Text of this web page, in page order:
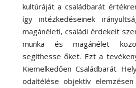
kultúráját a családbarát
így intézkedéseinek
magánéleti, családi érdekeit
munka és magánélet
segíthesse őket. Ezt a
Kiemelkedően Családbarát
odaítélése objektív